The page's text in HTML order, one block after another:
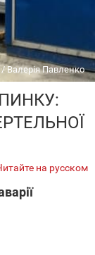
Валерія Павленко
на русском